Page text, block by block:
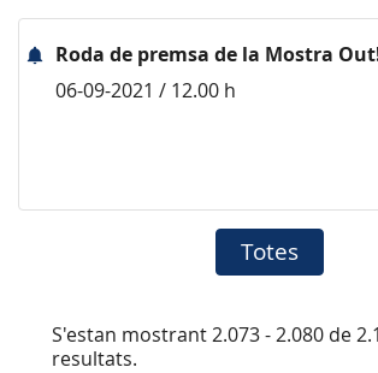
Roda de premsa de la Mostra
06-09-2021 / 12.00 h
Totes
S'estan mostrant 2.073 - 2.080 de
resultats.